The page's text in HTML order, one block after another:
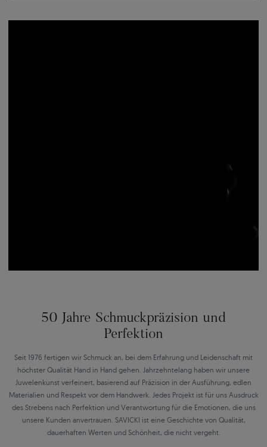
50 Jahre Schmuckpräzision und
Perfektion
Seit 1976 fertigen wir Schmuck an, bei dem Erfahrung und Leidenschaft mit
höchster Qualität Hand in Hand gehen. Jahrzehntelang haben wir unsere
Juwelenkunst verfeinert, basierend auf Präzision in der Ausführung, edlen
Materialien und Respekt vor dem Handwerk. Jedes Projekt ist für uns Ausdruck
des Strebens nach Perfektion und Verantwortung für die Emotionen, die uns
unsere Kunden anvertrauen. SAVICKI ist eine Geschichte von Qualität,
dauerhaften Werten und Schönheit, die nicht vergeht.